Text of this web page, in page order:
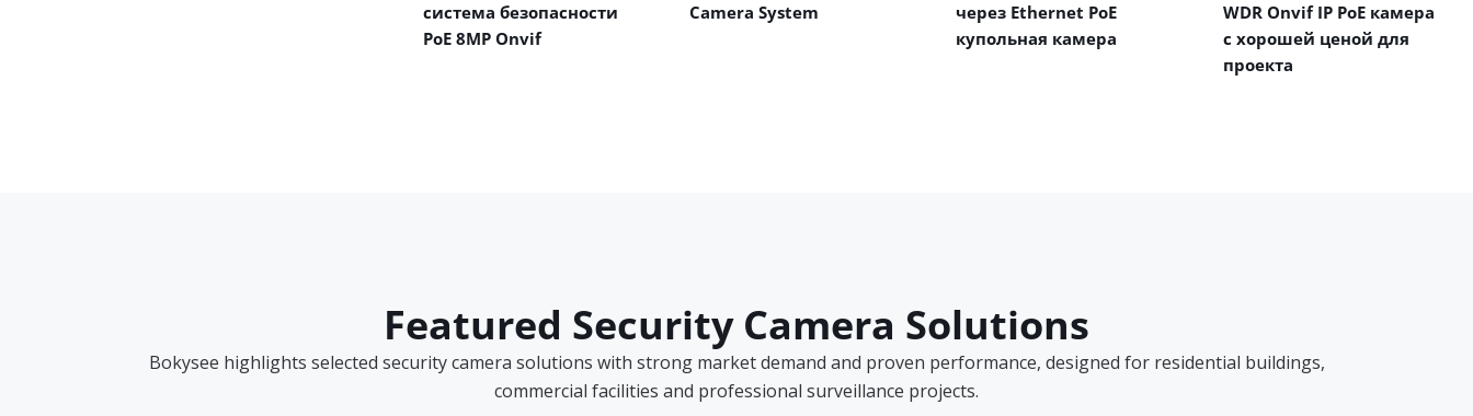
система безопасности
PoE 8MP Onvif
Camera System
через Ethernet PoE
купольная камера
WDR Onvif IP PoE камера
с хорошей ценой для
проекта
Featured Security Camera Solutions
Bokysee highlights selected security camera solutions with strong market demand and proven performance, designed for residential buildings,
commercial facilities and professional surveillance projects.